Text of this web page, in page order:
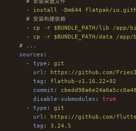
-
install -Dm644 flatpak/
# 安装构建依赖
-
cp -r $BUNDLE_PATH/lib /app/
-
cp -r $BUNDLE_PATH/data /
# ...
sources :
-
type :
git
url :
https://github.com/
tag :
flathub-v1.16.22+92
commit :
disable-submodules :
true
-
type :
git
url :
https://github.com/
tag :
3.24.5